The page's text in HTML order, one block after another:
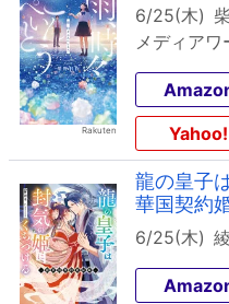
6/25(木)
メディアワ
Yahoo!
龍の皇子
華国契約
6/25(木)